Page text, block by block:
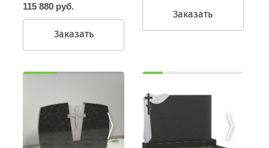
115 880 руб.
Заказать
Заказать